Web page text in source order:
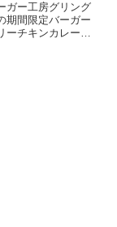
ガー工房グリング
期間限定バーガー
ーチキンカレーバ